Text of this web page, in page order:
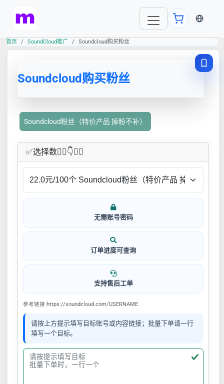
当前语
首页 SoundCloud推广 Soundcloud购买粉丝
Soundcloud购买粉丝
Soundcloud粉丝（特价产品 掉粉不补）
✅​选择数👇🏻​​👇👇🏻​​
无需账号密码
订单进度可查询
支持售后工单
参考链接 https://soundcloud.com/USERNAME
请按上方提示填写目标账号或内容链接；批量下单请一行
填写一个目标。